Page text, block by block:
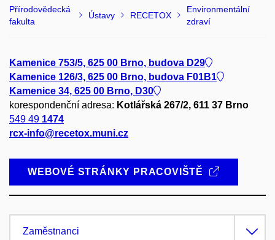
Přírodovědecká
fakulta
Ústavy RECETOX
Environmentální
zdraví
Kamenice 753/5, 625 00 Brno, budova D29
Kamenice 126/3, 625 00 Brno, budova F01B1
Kamenice 34, 625 00 Brno, D30
korespondenční adresa: Kotlářská 267/2, 611 37 Brno
549 49 1474
rcx-info@recetox.muni.cz
WEBOVÉ STRÁNKY PRACOVIŠTĚ
Zaměstnanci